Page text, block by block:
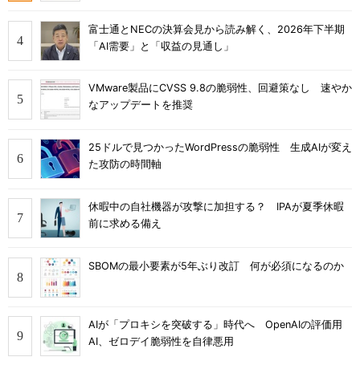
富士通とNECの決算会見から読み解く、2026年下半期
「AI需要」と「収益の見通し」
VMware製品にCVSS 9.8の脆弱性、回避策なし 速やか
なアップデートを推奨
25ドルで見つかったWordPressの脆弱性 生成AIが変え
た攻防の時間軸
休暇中の自社機器が攻撃に加担する？ IPAが夏季休暇
前に求める備え
SBOMの最小要素が5年ぶり改訂 何が必須になるのか
AIが「プロキシを突破する」時代へ OpenAIの評価用
AI、ゼロデイ脆弱性を自律悪用